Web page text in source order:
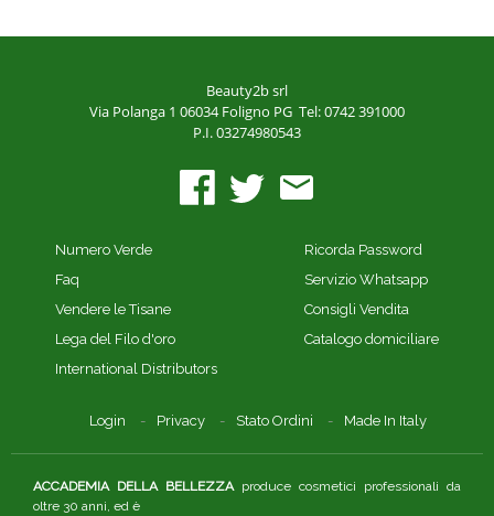
Beauty2b srl
Via Polanga 1 06034 Foligno PG Tel: 0742 391000
P.I. 03274980543
Numero Verde
Faq
Vendere le Tisane
Lega del Filo d'oro
International Distributors
Ricorda Password
Servizio Whatsapp
Consigli Vendita
Catalogo domiciliare
Login Privacy Stato Ordini Made In Italy
ACCADEMIA DELLA BELLEZZAproduce cosmetici professionali da
oltre 30 anni, ed è